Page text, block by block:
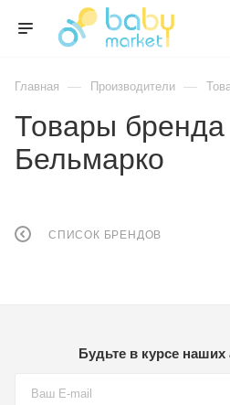
Главная — Производители —
Товары бренда
Бельмарко
СПИСОК БРЕНДОВ
Будьте в курсе наших